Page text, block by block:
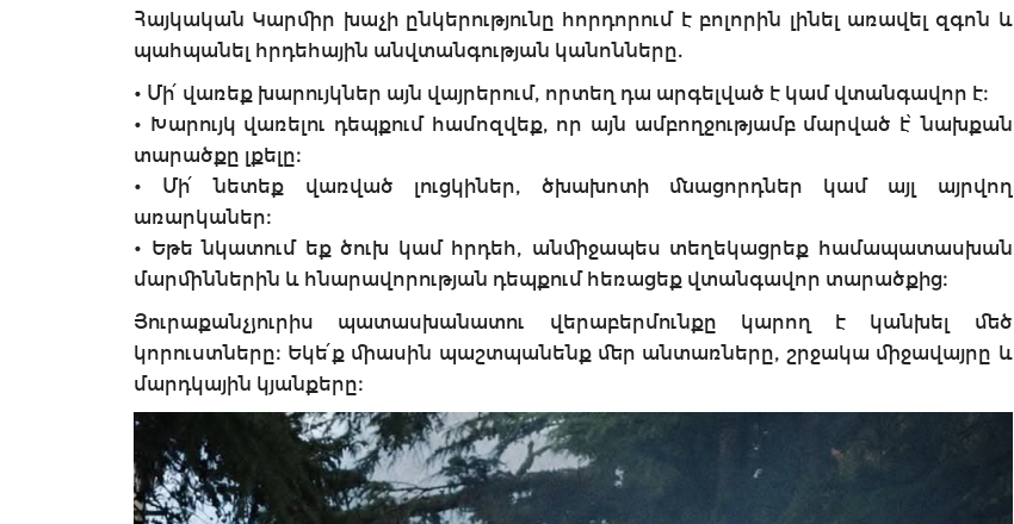
Հայկական Կարմիր խաչի ընկերությունը հորդորում է բոլորին լինել առավել զգոն և
պահպանել հրդեհային անվտանգության կանոնները.
• Մի՛ վառեք խարույկներ այն վայրերում, որտեղ դա արգելված է կամ վտանգավոր է։
• Խարույկ վառելու դեպքում համոզվեք, որ այն ամբողջությամբ մարված է՝ նախքան
տարածքը լքելը։
• Մի՛ նետեք վառված լուցկիներ, ծխախոտի մնացորդներ կամ այլ այրվող
առարկաներ։
• Եթե նկատում եք ծուխ կամ հրդեհ, անմիջապես տեղեկացրեք համապատասխան
մարմիններին և հնարավորության դեպքում հեռացեք վտանգավոր տարածքից։
Յուրաքանչյուրիս պատասխանատու վերաբերմունքը կարող է կանխել մեծ
կորուստները։ Եկե՛ք միասին պաշտպանենք մեր անտառները, շրջակա միջավայրը և
մարդկային կյանքերը։